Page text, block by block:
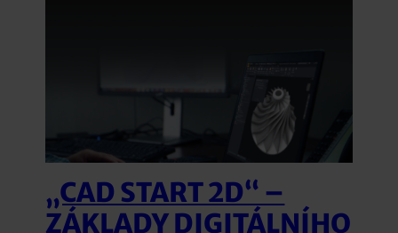
„CAD START 2D“ –
ZÁKLADY DIGITÁLNÍHO